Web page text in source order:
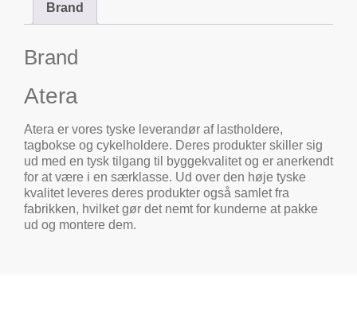
Brand
Brand
Atera
Atera er vores tyske leverandør af lastholdere,
tagbokse og cykelholdere. Deres produkter skiller sig
ud med en tysk tilgang til byggekvalitet og er anerkendt
for at være i en særklasse. Ud over den høje tyske
kvalitet leveres deres produkter også samlet fra
fabrikken, hvilket gør det nemt for kunderne at pakke
ud og montere dem.